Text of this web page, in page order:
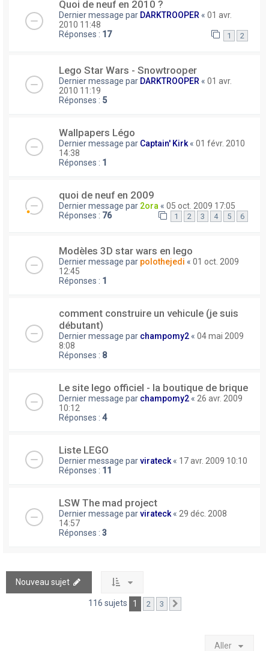
Quoi de neuf en 2010 ?
Dernier message par DARKTROOPER « 01 avr.
2010 11:48
Réponses : 17 1 2
Lego Star Wars - Snowtrooper
Dernier message par DARKTROOPER « 01 avr.
2010 11:19
Réponses : 5
Wallpapers Légo
Dernier message par Captain' Kirk « 01 févr. 2010
14:38
Réponses : 1
quoi de neuf en 2009
Dernier message par 2ora « 05 oct. 2009 17:05
Réponses : 76 1 2 3 4 5 6
Modèles 3D star wars en lego
Dernier message par polothejedi « 01 oct. 2009
12:45
Réponses : 1
comment construire un vehicule (je suis
débutant)
Dernier message par champomy2 « 04 mai 2009
8:08
Réponses : 8
Le site lego officiel - la boutique de brique
Dernier message par champomy2 « 26 avr. 2009
10:12
Réponses : 4
Liste LEGO
Dernier message parvirateck « 17 avr. 2009 10:10
Réponses : 11
LSW The mad project
Dernier message parvirateck « 29 déc. 2008
14:57
Réponses : 3
Nouveau sujet
116 sujets 1 2 3
Aller